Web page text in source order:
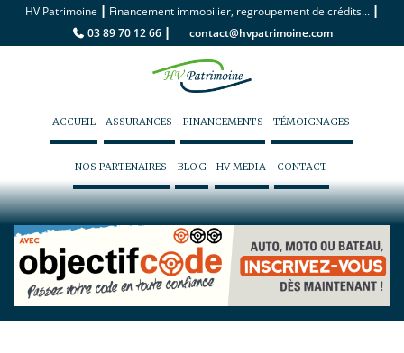
HV Patrimoine | Financement immobilier, regroupement de crédits... |
03 89 70 12 66 | contact@hvpatrimoine.com
ACCUEIL ASSURANCES FINANCEMENTS TÉMOIGNAGES
NOS PARTENAIRES BLOG HV MEDIA CONTACT